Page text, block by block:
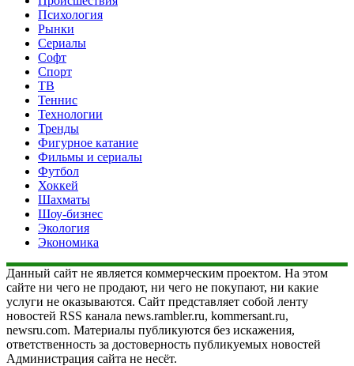
Психология
Рынки
Сериалы
Софт
Спорт
ТВ
Теннис
Технологии
Тренды
Фигурное катание
Фильмы и сериалы
Футбол
Хоккей
Шахматы
Шоу-бизнес
Экология
Экономика
Данный сайт не является коммерческим проектом. На этом
сайте ни чего не продают, ни чего не покупают, ни какие
услуги не оказываются. Сайт представляет собой ленту
новостей RSS канала news.rambler.ru, kommersant.ru,
newsru.com. Материалы публикуются без искажения,
ответственность за достоверность публикуемых новостей
Администрация сайта не несёт.